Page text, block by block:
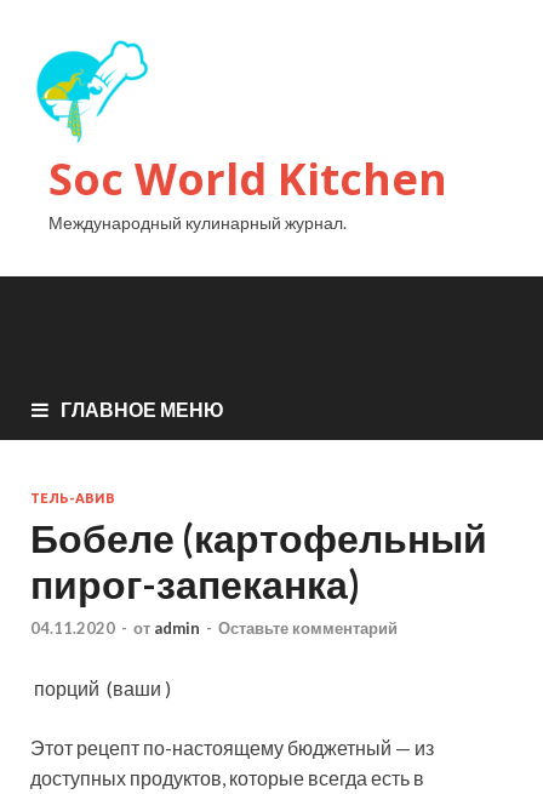
Soc World Kitchen
Международный кулинарный журнал.
ГЛАВНОЕ МЕНЮ
ТЕЛЬ-АВИВ
Бобеле (картофельный
пирог-запеканка)
04.11.2020 - от admin - Оставьте комментарий
порций (ваши )
Этот рецепт по-настоящему бюджетный — из
доступных продуктов, которые всегда есть в